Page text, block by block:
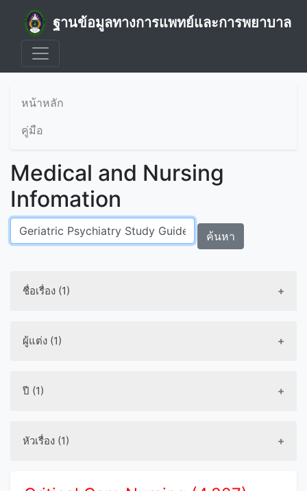
ฐานข้อมูลทางการแพทย์และการพยาบาล
หน้าหลัก
คู่มือ
Medical and Nursing
Infomation
ค้นหา
ชื่อเรื่อง (1)
ผู้แต่ง (1)
ปี (1)
หัวเรื่อง (1)